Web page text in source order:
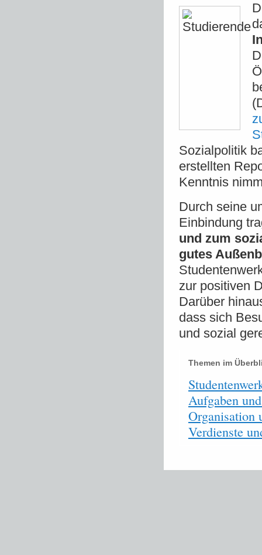
Sozialpolitik
erstellten
Kenntnis
Durch seine
Einbindung
und zum
gutes
zur positiven
Darüber
dass sich
und sozial
Themen im
Aufgaben
Organisation
Verdienste